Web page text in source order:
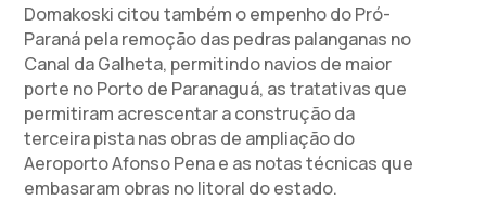
Domakoski citou também o empenho do Pró-
Paraná pela remoção das pedras palanganas no
Canal da Galheta, permitindo navios de maior
porte no Porto de Paranaguá, as tratativas que
permitiram acrescentar a construção da
terceira pista nas obras de ampliação do
Aeroporto Afonso Pena e as notas técnicas que
embasaram obras no litoral do estado.